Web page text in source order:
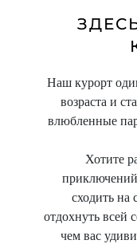
Наш курорт
возраста и
влюбленные
Хотите
сходить на
отдохнуть всей
чем вас